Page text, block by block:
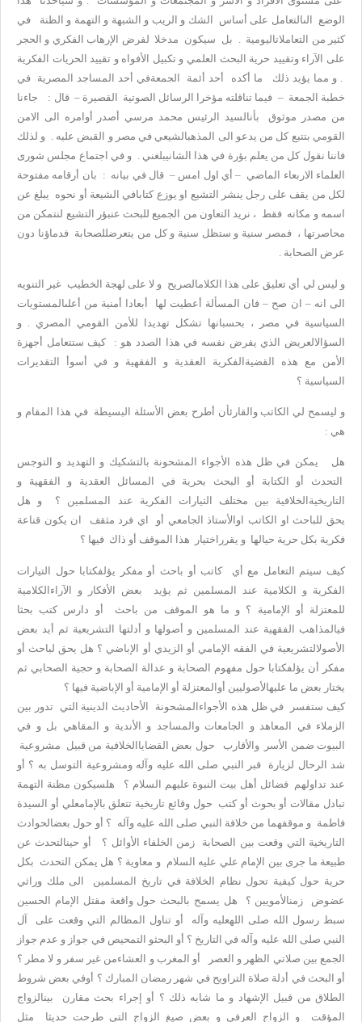
الوضع الىالتعامل على أساس الشك و الريب و الشبهة و التهمة و الظنة في
كثير من التعاملاتاليومية . بل سيكون مدخلا لفرض الإرهاب الفكري و الحجر
على الآراء وتقييد حرية البحث العلمي و تكبيل الأفواه و تقييد الحريات الفكرية
. و مما يؤيد ذلك ما أكده أحد أئمة الجمعةفي أحد المساجد المصرية في
خطبة الجمعة – فيما تناقلته مؤخرا الرسائل الصوتية القصيرة – قال : جاءنا
من مصدر موثوق بأنالسيد الرئيس محمد مرسي أصدر أوامره الى الامن
القومي بتتبع كل من يدعو الى المذهبالشيعي في مصر و القبض عليه . و لذلك
فاننا نقول كل من يعلم بؤرة في هذا الشانيبلغني . و في اجتماع مجلس شورى
العلماء الاربعاء الماضي – أي اول امس – قال في بيانه : بان أرقامه مفتوحة
لكل من يقف على رجل ينشر التشيع او يوزع كتابافي الشيعة أو نحوه يبلغ عن
اسمه و مكانه فقط ، نريد التعاون من الجميع للبحث عنبؤر التشيع لنتمكن من
محاصرتها ، فمصر سنية و ستظل سنية و كل من يتعرضللصحابة فدماؤنا دون
عرض الصحابة .
و ليس لي أي تعليق على هذا الكلامالصريح و لا على لهجة الخطيب غير التنويه
الى انه – ان صح – فان المسألة أعطيت لها أبعادا أمنية من أعلىالمستويات
السياسية في مصر ، بحسبانها تشكل تهديدا للأمن القومي المصري . و
السؤالالعريض الذي يفرض نفسه في هذا الصدد هو : كيف ستتعامل أجهزة
الأمن مع هذه القضيةالفكرية العقدية و الفقهية و في أسوأ التقديرات
السياسية ؟
و ليسمح لي الكاتب والقارئأن أطرح بعض الأسئلة البسيطة في هذا المقام و
هي :
هل يمكن في ظل هذه الأجواء المشحونة بالتشكيك و التهديد و التوجس
التحدث أو الكتابة أو البحث بحرية في المسائل العقدية و الفقهية و
التاريخيةالخلافية بين مختلف التيارات الفكرية عند المسلمين ؟ و هل
يحق للباحث او الكاتب اوالأستاذ الجامعي أو اي فرد مثقف ان يكون قناعة
فكرية بكل حرية حيالها و يقرراختيار هذا الموقف أو ذاك فيها ؟
كيف سيتم التعامل مع أي كاتب أو باحث أو مفكر يؤلفكتابا حول التيارات
الفكرية و الكلامية عند المسلمين ثم يؤيد بعض الأفكار و الآراءالكلامية
للمعتزلة أو الإمامية ؟ و ما هو الموقف من باحث أو دارس كتب بحثا
فيالمذاهب الفقهية عند المسلمين و أصولها و أدلتها التشريعية ثم أيد بعض
الأصولالتشريعية في الفقه الإمامي أو الزيدي أو الإباضي ؟ هل يحق لباحث أو
مفكر أن يؤلفكتابا حول مفهوم الصحابة و عدالة الصحابة و حجية الصحابي ثم
يختار بعض ما عليهالأصوليين أوالمعتزلة أو الإمامية أو الإباضية فيها ؟
كيف ستفسر في ظل هذه الأجواءالمشحونة الأحاديث الدينية التي تدور بين
الزملاء في المعاهد و الجامعات والمساجد و الأندية و المقاهي بل و في
البيوت ضمن الأسر والأقارب حول بعض القضاياالخلافية من قبيل مشروعية
شد الرحال لزيارة قبر النبي صلى الله عليه وآله ومشروعية التوسل به ؟ أو
عند تداولهم فضائل أهل بيت النبوة عليهم السلام ؟ هلسيكون مظنة التهمة
تبادل مقالات أو بحوث أو كتب حول وقائع تاريخية تتعلق بالإمامعلي أو السيدة
فاطمة و موقفهما من خلافة النبي صلى الله عليه وآله ؟ أو حول بعضالحوادث
التاريخية التي وقعت بين الصحابة زمن الخلفاء الأوائل ؟ أو حينالتحدث عن
طبيعة ما جرى بين الإمام علي عليه السلام و معاوية ؟ هل يمكن التحدث بكل
حرية حول كيفية تحول نظام الخلافة في تاريخ المسلمين الى ملك وراثي
عضوض زمنالأمويين ؟ هل يسمح بالبحث حول واقعة مقتل الإمام الحسين
سبط رسول الله صلى اللهعليه وآله أو تناول المظالم التي وقعت على آل
النبي صلى الله عليه وآله في التاريخ ؟ أو البحثو التمحيص في جواز و عدم جواز
الجمع بين صلاتي الظهر و العصر أو المغرب و العشاءمن غير سفر و لا مطر ؟
أو البحث في أدلة صلاة التراويح في شهر رمضان المبارك ؟ أوفي بعض شروط
الطلاق من قبيل الإشهاد و ما شابه ذلك ؟ أو إجراء بحث مقارن بينالزواج
المؤقت و الزواج العرفي و بعض صيغ الزواج التي طرحت حديثا مثل